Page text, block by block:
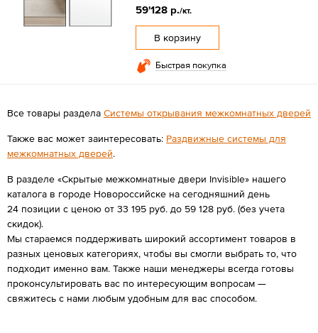
59'128 р./кт.
В корзину
Быстрая покупка
Все товары раздела Системы открывания межкомнатных дверей
Также вас может заинтересовать: Раздвижные системы для
межкомнатных дверей.
В разделе «Скрытые межкомнатные двери Invisible» нашего
каталога в городе Новороссийске на сегодняшний день
24 позиции с ценою от 33 195 руб. до 59 128 руб. (без учета
скидок).
Мы стараемся поддерживать широкий ассортимент товаров в
разных ценовых категориях, чтобы вы смогли выбрать то, что
подходит именно вам. Также наши менеджеры всегда готовы
проконсультировать вас по интересующим вопросам —
свяжитесь с нами любым удобным для вас способом.